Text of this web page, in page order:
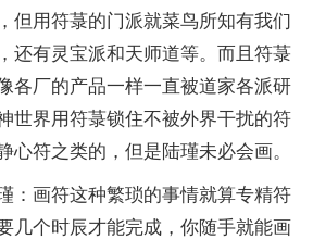
但用符菉的门派就菜鸟所知有我们
还有灵宝派和天师道等。而且符菉
各厂的产品一样一直被道家各派研
世界用符菉锁住不被外界干扰的符
心符之类的，但是陆瑾未必会画。
：画符这种繁琐的事情就算专精符
几个时辰才能完成，你随手就能画